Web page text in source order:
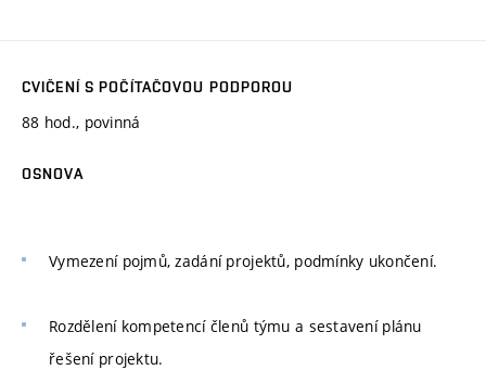
CVIČENÍ S POČÍTAČOVOU PODPOROU
88 hod., povinná
OSNOVA
Vymezení pojmů, zadání projektů, podmínky ukončení.
Rozdělení kompetencí členů týmu a sestavení plánu
řešení projektu.